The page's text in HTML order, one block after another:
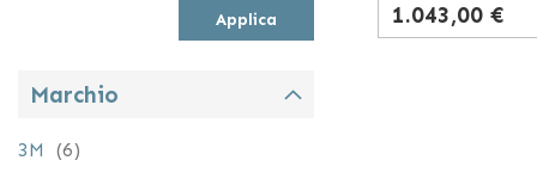
Umidificatore
1.043,00 €
Applica
Marchio
3M 6
elementi